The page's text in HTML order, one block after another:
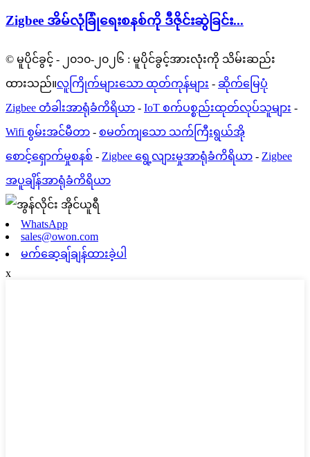
Zigbee အိမ်လုံခြုံရေးစနစ်ကို ဒီဇိုင်းဆွဲခြင်း...
© မူပိုင်ခွင့် - ၂၀၁၀-၂၀၂၆ : မူပိုင်ခွင့်အားလုံးကို သိမ်းဆည်း
ထားသည်။လူကြိုက်များသော ထုတ်ကုန်များ - ဆိုက်မြေပုံ
Zigbee တံခါးအာရုံခံကိရိယာ - IoT စက်ပစ္စည်းထုတ်လုပ်သူများ -
Wifi စွမ်းအင်မီတာ - စမတ်ကျသော သက်ကြီးရွယ်အို
စောင့်ရှောက်မှုစနစ် - Zigbee ရွေ့လျားမှုအာရုံခံကိရိယာ - Zigbee
အပူချိန်အာရုံခံကိရိယာ
WhatsApp
sales@owon.com
မက်ဆေ့ချ်ချန်ထားခဲ့ပါ
x